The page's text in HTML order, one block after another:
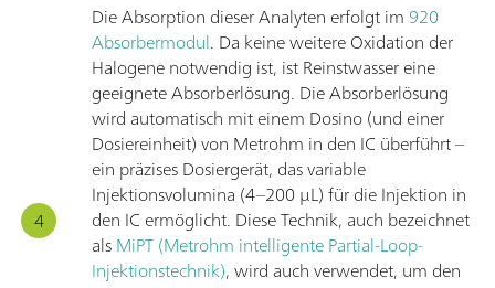
Die Absorption dieser Analyten erfolgt im 920
Absorbermodul. Da keine weitere Oxidation der
Halogene notwendig ist, ist Reinstwasser eine
geeignete Absorberlösung. Die Absorberlösung
wird automatisch mit einem Dosino (und einer
Dosiereinheit) von Metrohm in den IC überführt –
ein präzises Dosiergerät, das variable
Injektionsvolumina (4–200 µL) für die Injektion in
den IC ermöglicht. Diese Technik, auch bezeichnet
alsMiPT (Metrohm intelligente Partial-Loop-
Injektionstechnik), wird auch verwendet, um den